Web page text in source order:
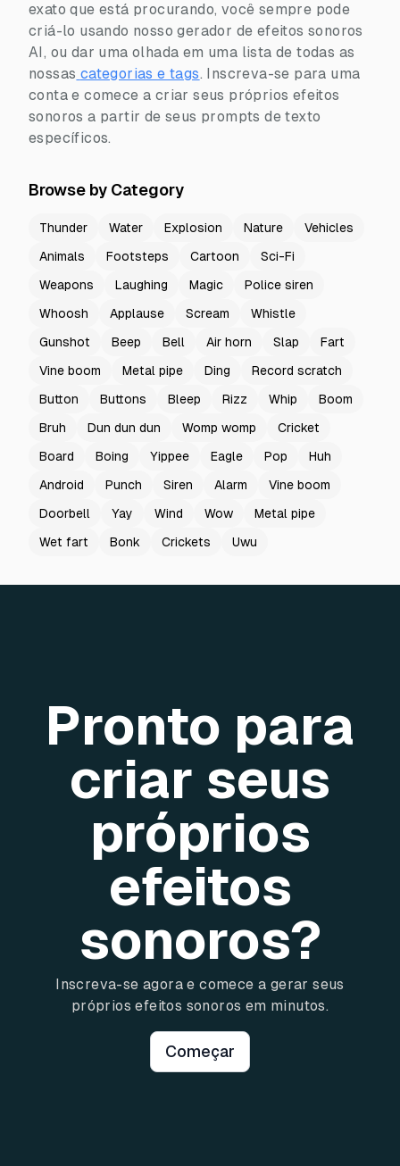
exato que está procurando, você sempre pode
criá-lo usando nosso gerador de efeitos sonoros
AI, ou dar uma olhada em uma lista de todas as
nossas categorias e tags. Inscreva-se para uma
conta e comece a criar seus próprios efeitos
sonoros a partir de seus prompts de texto
específicos.
Browse by Category
Thunder Water Explosion Nature
Vehicles
Animals
Footsteps Cartoon
Sci-Fi
Weapons
Laughing Magic
Police siren
Whoosh
Applause Scream
Whistle
Gunshot
Beep Bell Air horn Slap
Fart
Vine boom
Metal pipe Ding
Record scratch
Button
Buttons Bleep Rizz Whip
Boom
Bruh
Dun dun dun Womp womp
Cricket
Board
Boing Yippee Eagle Pop
Huh
Android
Punch Siren Alarm
Vine boom
Doorbell
Yay Wind Wow
Metal pipe
Wet fart
Bonk Crickets Uwu
Pronto para
criar seus
próprios
efeitos
sonoros?
Inscreva-se agora e comece a gerar seus
próprios efeitos sonoros em minutos.
Começar